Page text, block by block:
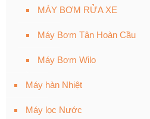
MÁY BƠM RỬA XE
Máy Bơm Tân Hoàn Cầu
Máy Bơm Wilo
Máy hàn Nhiệt
Máy lọc Nước